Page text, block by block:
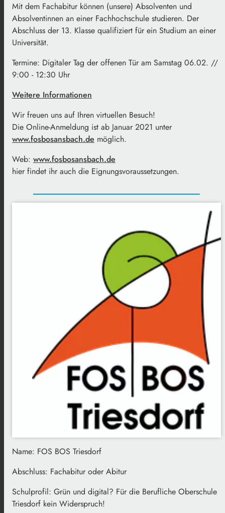
Mit dem Fachabitur können (unsere) Absolventen und
Absolventinnen an einer Fachhochschule studieren. Der
Abschluss der 13. Klasse qualifiziert für ein Studium an einer
Universität.
Termine: Digitaler Tag der offenen Tür am Samstag 06.02. //
9:00 - 12:30 Uhr
Weitere Informationen
Wir freuen uns auf Ihren virtuellen Besuch!
Die Online-Anmeldung ist ab Januar 2021 unter
www.fosbosansbach.de möglich.
Web: www.fosbosansbach.de
hier findet ihr auch die Eignungsvoraussetzungen.
Name: FOS BOS Triesdorf
Abschluss: Fachabitur oder Abitur
Schulprofil: Grün und digital? Für die Berufliche Oberschule
Triesdorf kein Widerspruch!